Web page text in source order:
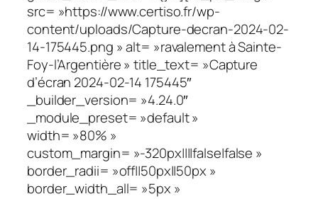
src= »https://www.certiso.fr/wp-
content/uploads/Capture-decran-2024-02-
14-175445.png » alt= »ravalement à Sainte-
Foy-l’Argentière » title_text= »Capture
d’écran 2024-02-14 175445″
_builder_version= »4.24.0″
_module_preset= »default »
width= »80% »
custom_margin= »-320px||||false|false »
border_radii= »off||50px||50px »
border_width_all= »5px »